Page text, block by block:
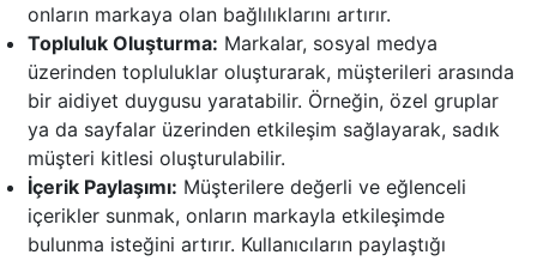
onların markaya olan bağlılıklarını artırır.
Topluluk Oluşturma: Markalar, sosyal medya
üzerinden topluluklar oluşturarak, müşterileri arasında
bir aidiyet duygusu yaratabilir. Örneğin, özel gruplar
ya da sayfalar üzerinden etkileşim sağlayarak, sadık
müşteri kitlesi oluşturulabilir.
İçerik Paylaşımı: Müşterilere değerli ve eğlenceli
içerikler sunmak, onların markayla etkileşimde
bulunma isteğini artırır. Kullanıcıların paylaştığı